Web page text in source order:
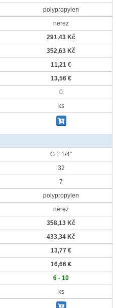
polypropylen
nerez
291,43 Kč
352,63 Kč
11,21 €
13,56 €
0
ks
G 1 1/4"
32
7
polypropylen
nerez
358,13 Kč
433,34 Kč
13,77 €
16,66 €
6 - 10
ks